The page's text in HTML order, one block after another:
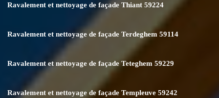
Ravalement et nettoyage de façade Thiant 59224
Ravalement et nettoyage de façade Terdeghem 59114
Ravalement et nettoyage de façade Teteghem 59229
Ravalement et nettoyage de façade Templeuve 59242